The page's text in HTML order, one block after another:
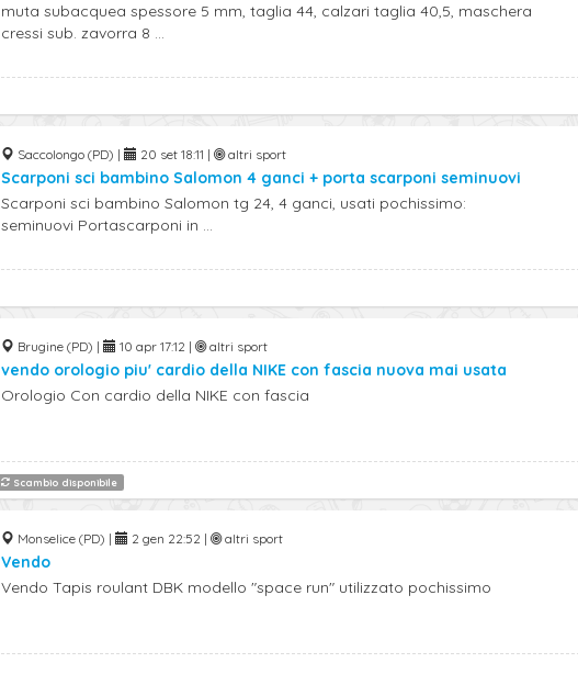
muta subacquea spessore 5 mm, taglia 44, calzari taglia 40,5, maschera
cressi sub. zavorra 8 ...
Saccolongo (PD) | 20 set 18:11 | altri sport
Scarponi sci bambino Salomon 4 ganci + porta scarponi seminuovi
Scarponi sci bambino Salomon tg 24, 4 ganci, usati pochissimo:
seminuovi Portascarponi in ...
Brugine (PD) | 10 apr 17:12 | altri sport
vendo orologio piu' cardio della NIKE con fascia nuova mai usata
Orologio Con cardio della NIKE con fascia
Scambio disponibile
Monselice (PD) | 2 gen 22:52 | altri sport
Vendo
Vendo Tapis roulant DBK modello "space run" utilizzato pochissimo